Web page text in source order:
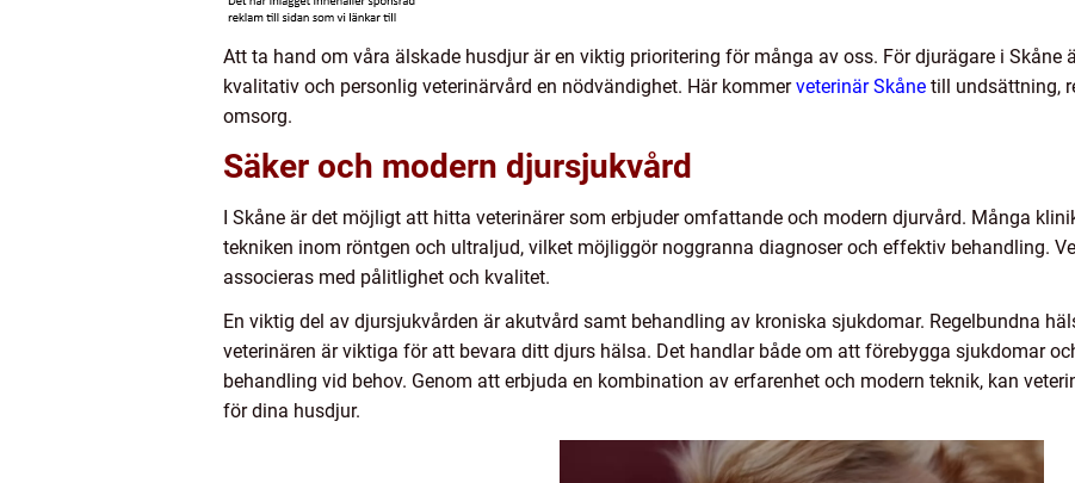
Att ta hand om våra älskade husdjur är en viktig prioritering för många av oss. För djurägare i
kvalitativ och personlig veterinärvård en nödvändighet. Här kommerveterinär Skåne till undsättning,
omsorg.
Säker och modern djursjukvård
I Skåne är det möjligt att hitta veterinärer som erbjuder omfattande och modern djurvård. Många
tekniken inom röntgen och ultraljud, vilket möjliggör noggranna diagnoser och effektiv behandling.
associeras med pålitlighet och kvalitet.
En viktig del av djursjukvården är akutvård samt behandling av kroniska sjukdomar. Regelbundna
veterinären är viktiga för att bevara ditt djurs hälsa. Det handlar både om att förebygga sjukdomar
behandling vid behov. Genom att erbjuda en kombination av erfarenhet och modern teknik, kan
för dina husdjur.